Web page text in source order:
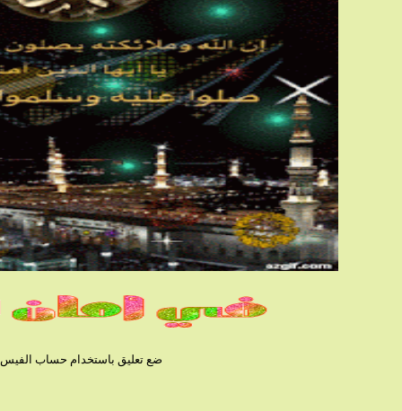
ضع تعليق باستخدام حساب الفيس